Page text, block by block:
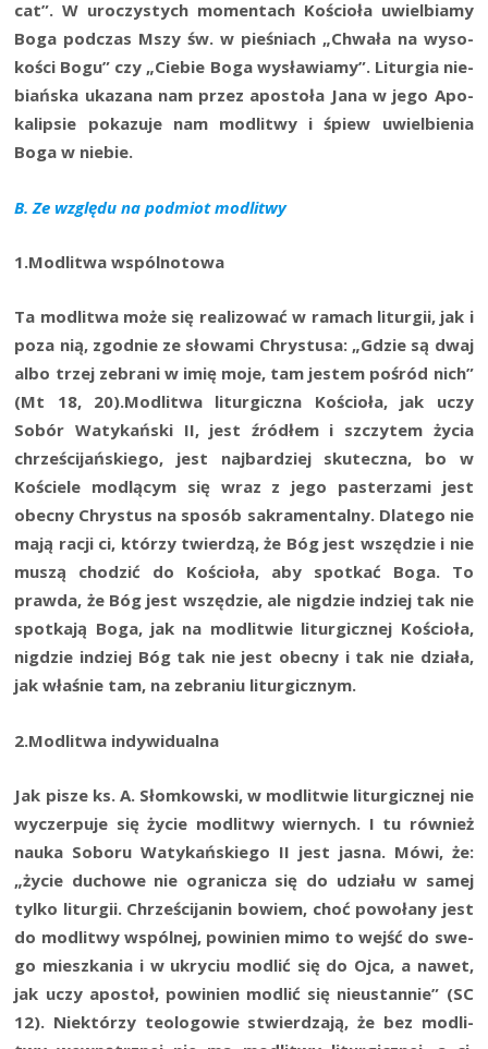
cat”. W uro­czy­stych momen­tach Kościo­ła uwiel­bia­my
Boga pod­czas Mszy św. w pie­śniach „Chwa­ła na wyso­
ko­ści Bogu” czy „Cie­bie Boga wysła­wia­my”. Litur­gia nie­
biań­ska uka­za­na nam przez apo­sto­ła Jana w jego Apo­
ka­lip­sie poka­zu­je nam modli­twy i śpiew uwiel­bie­nia
Boga w niebie.
B. Ze wzglę­du na pod­miot modlitwy
1.Modlitwa wspól­no­to­wa
Ta modli­twa może się reali­zo­wać w ramach litur­gii, jak i
poza nią, zgod­nie ze sło­wa­mi Chry­stu­sa: „Gdzie są dwaj
albo trzej zebra­ni w imię moje, tam jestem pośród nich”
(Mt 18, 20).Modlitwa litur­gicz­na Kościo­ła, jak uczy
Sobór Waty­kań­ski II, jest źró­dłem i szczy­tem życia
chrze­ści­jań­skie­go, jest naj­bar­dziej sku­tecz­na, bo w
Koście­le modlą­cym się wraz z jego paste­rza­mi jest
obec­ny Chry­stus na spo­sób sakra­men­tal­ny. Dla­te­go nie
mają racji ci, któ­rzy twier­dzą, że Bóg jest wszę­dzie i nie
muszą cho­dzić do Kościo­ła, aby spo­tkać Boga. To
praw­da, że Bóg jest wszę­dzie, ale nigdzie indziej tak nie
spo­tka­ją Boga, jak na modli­twie litur­gicz­nej Kościo­ła,
nigdzie indziej Bóg tak nie jest obec­ny i tak nie dzia­ła,
jak wła­śnie tam, na zebra­niu liturgicznym.
2.Modlitwa indy­wi­du­al­na
Jak pisze ks. A. Słom­kow­ski, w modli­twie litur­gicz­nej nie
wyczer­pu­je się życie modli­twy wier­nych. I tu rów­nież
nauka Sobo­ru Waty­kań­skie­go II jest jasna. Mówi, że:
„życie ducho­we nie ogra­ni­cza się do udzia­łu w samej
tyl­ko litur­gii. Chrze­ści­ja­nin bowiem, choć powo­ła­ny jest
do modli­twy wspól­nej, powi­nien mimo to wejść do swe­
go miesz­ka­nia i w ukry­ciu modlić się do Ojca, a nawet,
jak uczy apo­stoł, powi­nien modlić się nie­ustan­nie” (SC
12). Nie­któ­rzy teo­lo­go­wie stwier­dza­ją, że bez modli­